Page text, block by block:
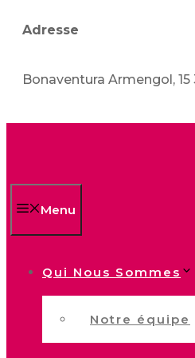
Adresse
Bonaventura Armengol,
Menu
Qui Nous Sommes
Notre équipe